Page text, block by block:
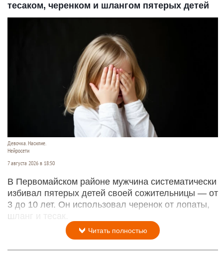
тесаком, черенком и шлангом пятерых детей
Девочка. Насилие.
Нейросети
7 августа 2026 в 18:50
В Первомайском районе мужчина систематически
избивал пятерых детей своей сожительницы — от
3 до 10 лет. Он использовал черенок от лопаты,
шланг и тесак.
Читать полностью